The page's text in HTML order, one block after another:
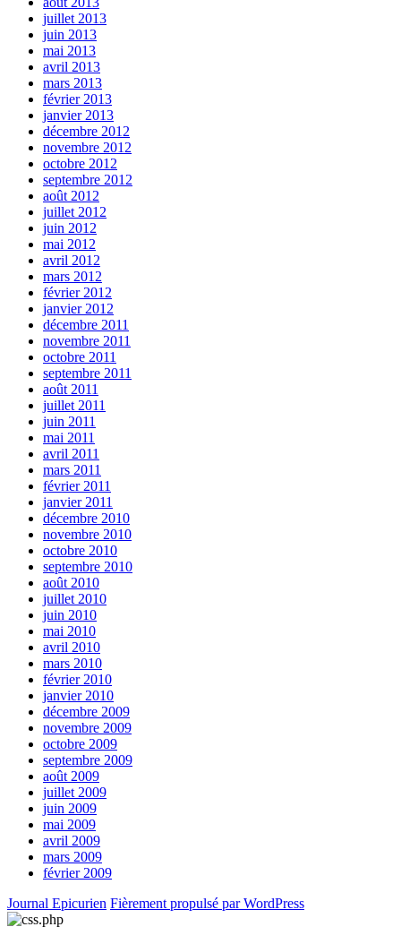
juillet 2013
juin 2013
mai 2013
avril 2013
mars 2013
février 2013
janvier 2013
décembre 2012
novembre 2012
octobre 2012
septembre 2012
août 2012
juillet 2012
juin 2012
mai 2012
avril 2012
mars 2012
février 2012
janvier 2012
décembre 2011
novembre 2011
octobre 2011
septembre 2011
août 2011
juillet 2011
juin 2011
mai 2011
avril 2011
mars 2011
février 2011
janvier 2011
décembre 2010
novembre 2010
octobre 2010
septembre 2010
août 2010
juillet 2010
juin 2010
mai 2010
avril 2010
mars 2010
février 2010
janvier 2010
décembre 2009
novembre 2009
octobre 2009
septembre 2009
août 2009
juillet 2009
juin 2009
mai 2009
avril 2009
mars 2009
février 2009
Journal Epicurien Fièrement propulsé par WordPress